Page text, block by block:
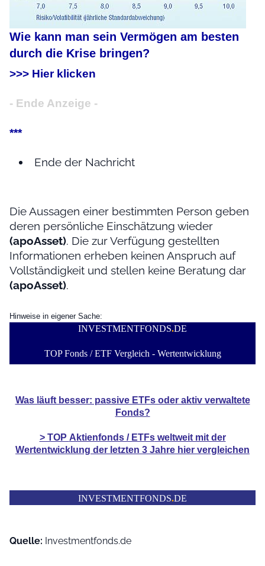
Wie kann man sein Vermögen am besten
durch die Krise bringen?
>>> Hier klicken
- Ende Anzeige -
***
Ende der Nachricht
Die Aussagen einer bestimmten Person geben
deren persönliche Einschätzung wieder
(apoAsset). Die zur Verfügung gestellten
Informationen erheben keinen Anspruch auf
Vollständigkeit und stellen keine Beratung dar
(apoAsset).
Hinweise in eigener Sache:
INVESTMENTFONDS.DE
TOP Fonds / ETF Vergleich - Wertentwicklung
Was läuft besser: passive ETFs oder aktiv verwaltete
Fonds?
> TOP Aktienfonds / ETFsweltweit mit der
Wertentwicklung der letzten 3 Jahre hier vergleichen
INVESTMENTFONDS.DE
Quelle: Investmentfonds.de